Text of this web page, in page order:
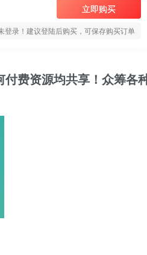
立即购买
登录！建议登陆后购买，可保存购买订单
费资源均共享！众筹各